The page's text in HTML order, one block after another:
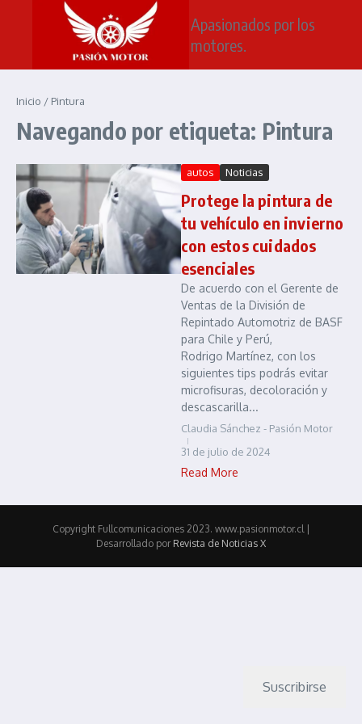
Saltar al contenido
Apasionados por los
motores.
Inicio / Pintura
Navegando por etiqueta: Pintura
autos Noticias
Protege la pintura de
tu vehículo en invierno
con estos cuidados
esenciales
De acuerdo con el Gerente de
Ventas de la División de
Repintado Automotriz de BASF
para Chile y Perú,
Rodrigo Martínez, con los
siguientes tips podrás evitar
microfisuras, decoloración y
descascarilla...
Claudia Sánchez - Pasión Motor
31 de julio de 2024
Read More
Copyright Fullcomunicaciones 2023. www.pasionmotor.cl |
Desarrollado por Revista de Noticias X
Suscribirse